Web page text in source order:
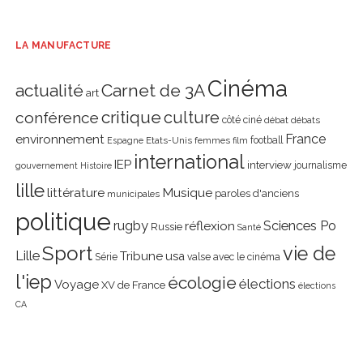
LA MANUFACTURE
actualité art Carnet de 3ACinéma
conférencecritiqueculture côté ciné débat débats
environnement Espagne Etats-Unis femmes film football France
gouvernement Histoire IEP international interview journalisme
lillelittérature municipales Musique paroles d'anciens
politique rugby Russie réflexion Santé Sciences Po
LilleSport Série Tribune usa valse avec le cinéma vie de
l'iep Voyage XV de France écologie élections élections
CA